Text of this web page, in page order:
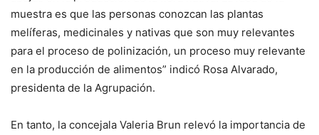
muestra es que las personas conozcan las plantas
melíferas, medicinales y nativas que son muy relevantes
para el proceso de polinización, un proceso muy relevante
en la producción de alimentos” indicó Rosa Alvarado,
presidenta de la Agrupación.
En tanto, la concejala Valeria Brun relevó la importancia de